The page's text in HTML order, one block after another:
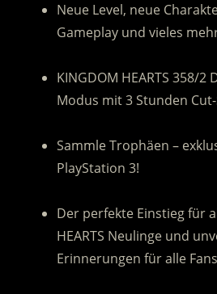
Neue Level, neue
Gameplay und vieles
KINGDOM HEARTS 358/2
Modus mit 3 Stunden
Sammle Trophäen –
PlayStation 3!
Der perfekte Einstieg für
HEARTS Neulinge und
Erinnerungen für alle